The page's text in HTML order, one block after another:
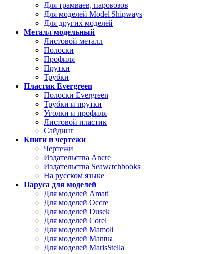
Для трамваев, паровозов
Для моделей Model Shipways
Для других моделей
Металл модельный
Листовой металл
Полоски
Профиля
Прутки
Трубки
Пластик Evergreen
Полоски Evergreen
Трубки и прутки
Уголки и профиля
Листовой пластик
Сайдинг
Книги и чертежи
Чертежи
Издательства Ancre
Издательства Seawatchbooks
На русском языке
Паруса для моделей
Для моделей Amati
Для моделей Occre
Для моделей Dusek
Для моделей Corel
Для моделей Mamoli
Для моделей Mantua
Для моделей MarisStella